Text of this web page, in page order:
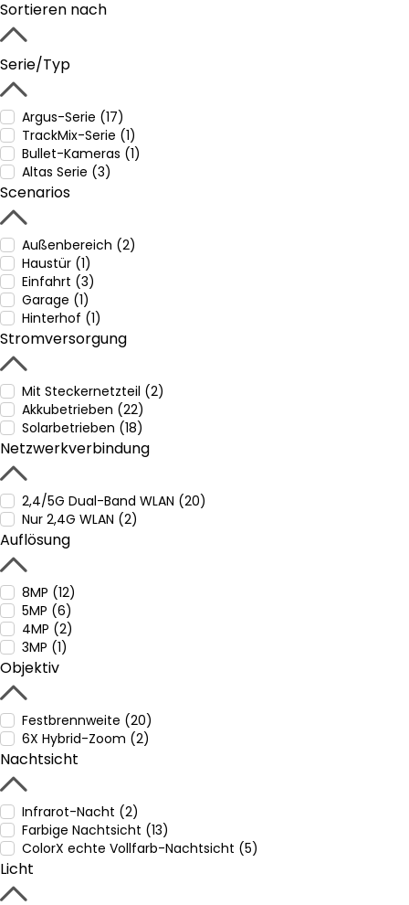
Sortieren nach
Serie/Typ
Argus-Serie (17)
TrackMix-Serie (1)
Bullet-Kameras (1)
Altas Serie (3)
Scenarios
Außenbereich (2)
Haustür (1)
Einfahrt (3)
Garage (1)
Hinterhof (1)
Stromversorgung
Mit Steckernetzteil (2)
Akkubetrieben (22)
Solarbetrieben (18)
Netzwerkverbindung
2,4/5G Dual-Band WLAN (20)
Nur 2,4G WLAN (2)
Auflösung
8MP (12)
5MP (6)
4MP (2)
3MP (1)
Objektiv
Festbrennweite (20)
6X Hybrid-Zoom (2)
Nachtsicht
Infrarot-Nacht (2)
Farbige Nachtsicht (13)
ColorX echte Vollfarb-Nachtsicht (5)
Licht